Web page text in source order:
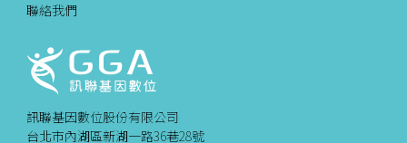
聯絡我們
訊聯基因數位股份有限公司
台北市內湖區新湖一路36巷28號